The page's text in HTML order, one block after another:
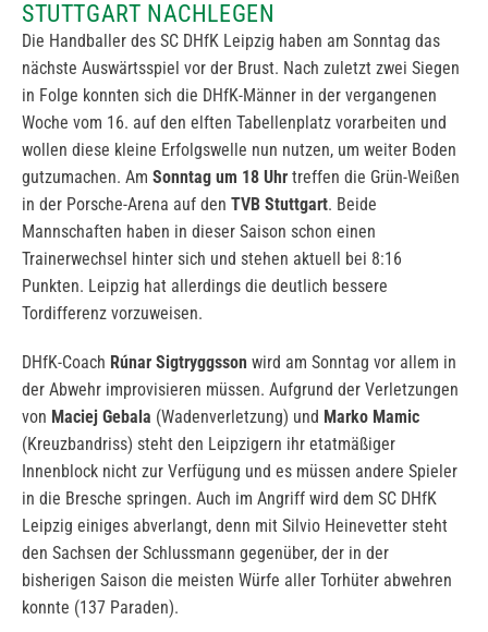
STUTTGART NACHLEGEN
Die Handballer des SC DHfK Leipzig haben am Sonntag das
nächste Auswärtsspiel vor der Brust. Nach zuletzt zwei Siegen
in Folge konnten sich die DHfK-Männer in der vergangenen
Woche vom 16. auf den elften Tabellenplatz vorarbeiten und
wollen diese kleine Erfolgswelle nun nutzen, um weiter Boden
gutzumachen. Am Sonntag um 18 Uhr treffen die Grün-Weißen
in der Porsche-Arena auf den TVB Stuttgart. Beide
Mannschaften haben in dieser Saison schon einen
Trainerwechsel hinter sich und stehen aktuell bei 8:16
Punkten. Leipzig hat allerdings die deutlich bessere
Tordifferenz vorzuweisen.
DHfK-Coach Rúnar Sigtryggsson wird am Sonntag vor allem in
der Abwehr improvisieren müssen. Aufgrund der Verletzungen
von Maciej Gebala (Wadenverletzung) und Marko Mamic
(Kreuzbandriss) steht den Leipzigern ihr etatmäßiger
Innenblock nicht zur Verfügung und es müssen andere Spieler
in die Bresche springen. Auch im Angriff wird dem SC DHfK
Leipzig einiges abverlangt, denn mit Silvio Heinevetter steht
den Sachsen der Schlussmann gegenüber, der in der
bisherigen Saison die meisten Würfe aller Torhüter abwehren
konnte (137 Paraden).